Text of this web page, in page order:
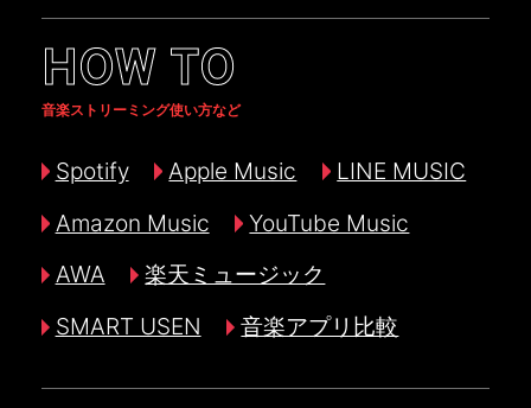
HOW TO
音楽ストリーミング使い方など
Spotify Apple Music
LINE MUSIC
Amazon Music
YouTube Music
AWA
楽天ミュージック
SMART USEN
音楽アプリ比較